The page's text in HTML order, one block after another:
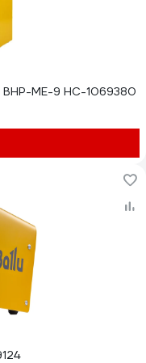
BHP-ME-9 НС-1069380